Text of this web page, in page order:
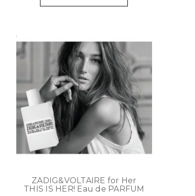
ZADIG&VOLTAIRE for Her
THIS IS HER! Eau de PARFUM